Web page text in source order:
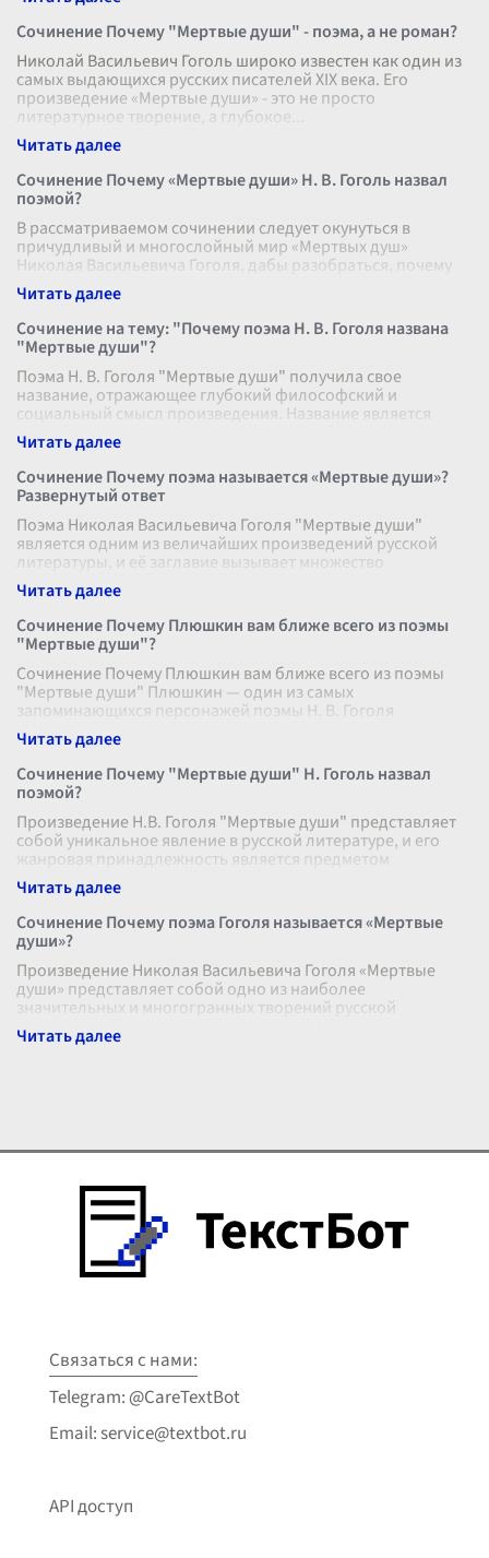
Сочинение Почему "Мертвые души" - поэма, а не роман?
Николай Васильевич Гоголь широко известен как один из
самых выдающихся русских писателей XIX века. Его
произведение «Мертвые души» - это не просто
литературное творение, а глубокое
Сочинение Почему «Мертвые души» Н. В. Гоголь назвал
поэмой?
В рассматриваемом сочинении следует окунуться в
причудливый и многослойный мир «Мертвых душ»
Николая Васильевича Гоголя, дабы разобраться, почему
автор решил назвать свое произведе
Сочинение на тему: "Почему поэма Н. В. Гоголя названа
"Мертвые души"?
Поэма Н. В. Гоголя "Мертвые души" получила свое
название, отражающее глубокий философский и
социальный смысл произведения. Название является
своеобразным зеркалом, в котором отобра
Сочинение Почему поэма называется «Мертвые души»?
Развернутый ответ
Поэма Николая Васильевича Гоголя "Мертвые души"
является одним из величайших произведений русской
литературы, и её заглавие вызывает множество
размышлений о смысле и философии, леж
Сочинение Почему Плюшкин вам ближе всего из поэмы
"Мертвые души"?
Сочинение Почему Плюшкин вам ближе всего из поэмы
"Мертвые души" Плюшкин — один из самых
запоминающихся персонажей поэмы Н. В. Гоголя
«Мертвые души», и именно он кажется мне самым
Сочинение Почему "Мертвые души" Н. Гоголь назвал
поэмой?
Произведение Н.В. Гоголя "Мертвые души" представляет
собой уникальное явление в русской литературе, и его
жанровая принадлежность является предметом
многолетних дискуссий. Наименов
Сочинение Почему поэма Гоголя называется «Мертвые
души»?
Произведение Николая Васильевича Гоголя «Мертвые
души» представляет собой одно из наиболее
значительных и многогранных творений русской
литературы XIX века. Название поэмы «Мертвые
Связаться с нами:
Telegram: @CareTextBot
Email: service@textbot.ru
API доступ